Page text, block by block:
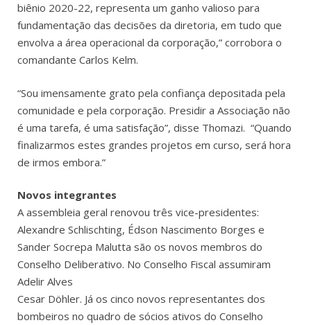
biênio 2020-22, representa um ganho valioso para
fundamentação das decisões da diretoria, em tudo que
envolva a área operacional da corporação,” corrobora o
comandante Carlos Kelm.
“Sou imensamente grato pela confiança depositada pela
comunidade e pela corporação. Presidir a Associação não
é uma tarefa, é uma satisfação”, disse Thomazi. “Quando
finalizarmos estes grandes projetos em curso, será hora
de irmos embora.”
Novos integrantes
A assembleia geral renovou três vice-presidentes:
Alexandre Schlischting, Édson Nascimento Borges e
Sander Socrepa Malutta são os novos membros do
Conselho Deliberativo. No Conselho Fiscal assumiram
Adelir Alves
Cesar Döhler. Já os cinco novos representantes dos
bombeiros no quadro de sócios ativos do Conselho